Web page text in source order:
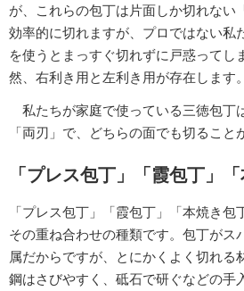
が、これらの包丁は片面しか切れない
効率的に切れますが、プロではない私
を使うとまっすぐ切れずに戸惑ってし
然、右利き用と左利き用が存在します。
私たちが家庭で使っている三徳包丁
「両刃」で、どちらの面でも切ること
「プレス包丁」「霞包丁」「
「プレス包丁」「霞包丁」「本焼き包
その重ね合わせの種類です。包丁がス
属だからですが、とにかくよく切れる
鋼はさびやすく、砥石で研ぐなどの手